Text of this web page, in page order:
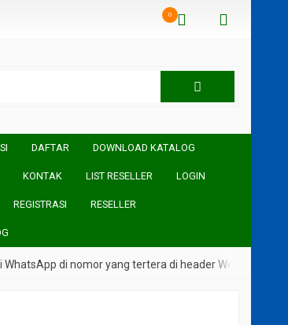
0
DAFTAR DOWNLOAD KATALOG
KONTAK LIST RESELLER LOGIN
REGISTRASI RESELLER
di nomor yang tertera di header Website